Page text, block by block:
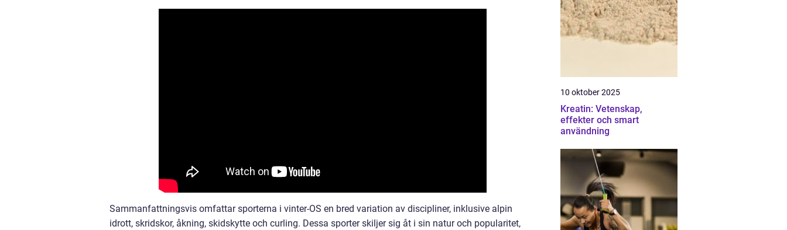
Sammanfattningsvis omfattar sporterna i vinter-OS en bred variation av discipliner, inklusive alpin
idrott, skridskor, åkning, skidskytte och curling. Dessa sporter skiljer sig åt i sin natur och popularitet,
10 oktober 2025
Kreatin: Vetenskap,
effekter och smart
användning